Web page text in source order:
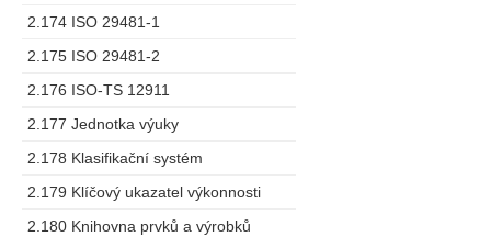
2.174 ISO 29481-1
2.175 ISO 29481-2
2.176 ISO-TS 12911
2.177 Jednotka výuky
2.178 Klasifikační systém
2.179 Klíčový ukazatel výkonnosti
2.180 Knihovna prvků a výrobků